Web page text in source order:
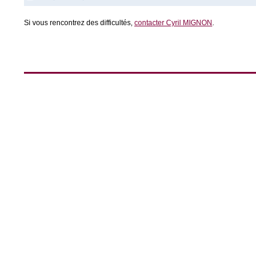
Si vous rencontrez des difficultés, contacter Cyril MIGNON.